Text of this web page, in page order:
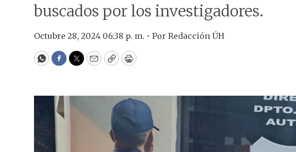
buscados por los investigadores.
Octubre 28, 2024 06:38 p. m. • Por Redacción ÚH
WhatsApp
Facebook
Twitter
EmailCopyPrint